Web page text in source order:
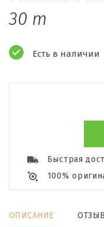
30 m
Есть в наличии
Быстрая
100%
ОПИСАНИЕ